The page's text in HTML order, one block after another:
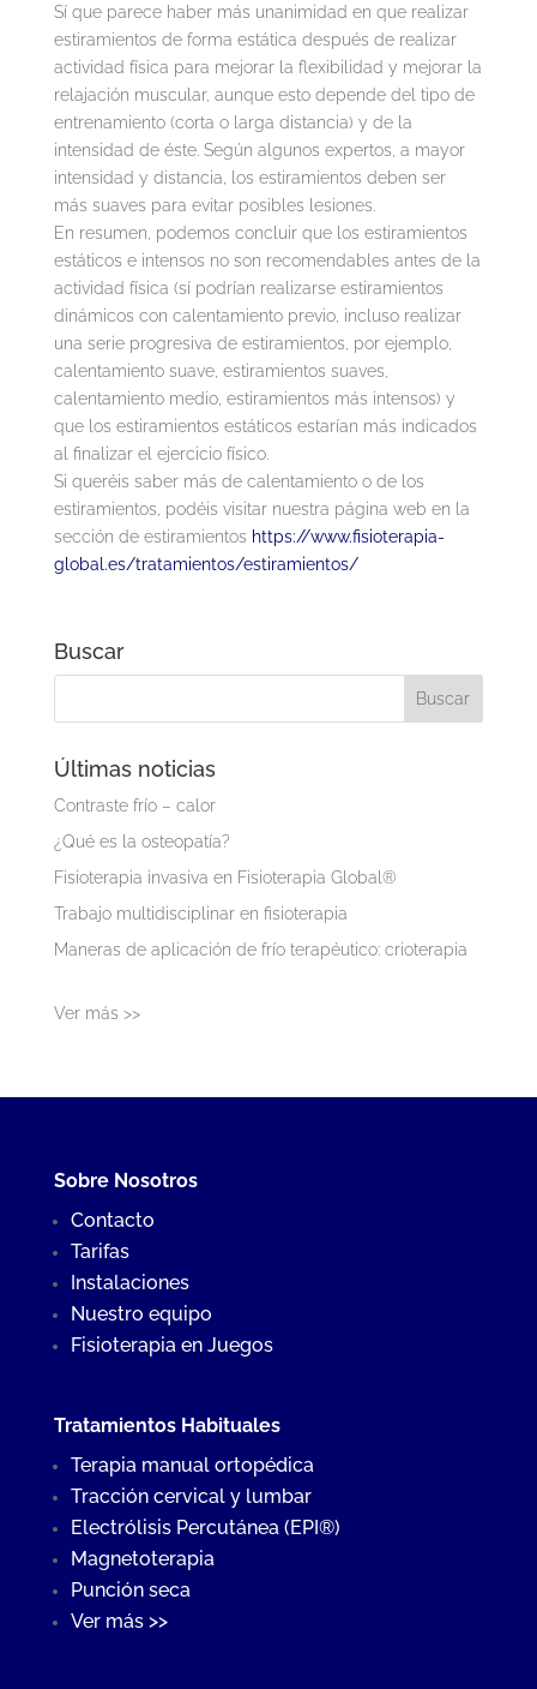
Sí que parece haber más unanimidad en que realizar
estiramientos de forma estática después de realizar
actividad física para mejorar la flexibilidad y mejorar la
relajación muscular, aunque esto depende del tipo de
entrenamiento (corta o larga distancia) y de la
intensidad de éste. Según algunos expertos, a mayor
intensidad y distancia, los estiramientos deben ser
más suaves para evitar posibles lesiones.
En resumen, podemos concluir que los estiramientos
estáticos e intensos no son recomendables antes de la
actividad física (sí podrían realizarse estiramientos
dinámicos con calentamiento previo, incluso realizar
una serie progresiva de estiramientos, por ejemplo,
calentamiento suave, estiramientos suaves,
calentamiento medio, estiramientos más intensos) y
que los estiramientos estáticos estarían más indicados
al finalizar el ejercicio físico.
Si queréis saber más de calentamiento o de los
estiramientos, podéis visitar nuestra página web en la
sección de estiramientos https://www.fisioterapia-
global.es/tratamientos/estiramientos/
Buscar
Últimas noticias
Contraste frío – calor
¿Qué es la osteopatía?
Fisioterapia invasiva en Fisioterapia Global®
Trabajo multidisciplinar en fisioterapia
Maneras de aplicación de frío terapéutico: crioterapia
Ver más >>
Sobre Nosotros
Contacto
Tarifas
Instalaciones
Nuestro equipo
Fisioterapia en Juegos
Tratamientos Habituales
Terapia manual ortopédica
Tracción cervical y lumbar
Electrólisis Percutánea (EPI®)
Magnetoterapia
Punción seca
Ver más >>